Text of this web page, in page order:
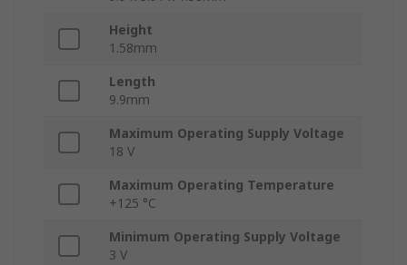
Height
1.58mm
Length
9.9mm
Maximum Operating Supply Voltage
18 V
Maximum Operating Temperature
+125 °C
Minimum Operating Supply Voltage
3 V